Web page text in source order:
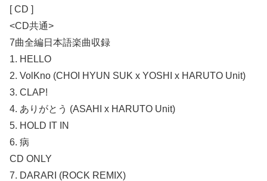
[ CD ]
<CD共通>
7曲全編日本語楽曲収録
1. HELLO
2. VolKno (CHOI HYUN SUK x YOSHI x HARUTO Unit)
3. CLAP!
4. ありがとう (ASAHI x HARUTO Unit)
5. HOLD IT IN
6. 病
CD ONLY
7. DARARI (ROCK REMIX)